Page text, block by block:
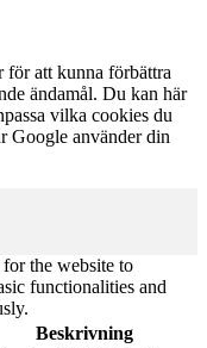
för att kunna förbättra
ändamål. Du kan här
vilka cookies du
Google använder din
for the website to
functionalities and
Beskrivning